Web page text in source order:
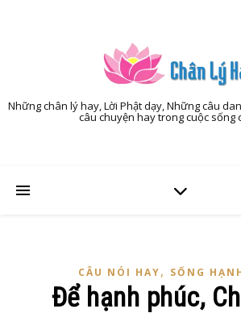
Những chân lý hay, Lời Phật dạy, Những câu
câu chuyện hay trong cuộc sống
CÂU NÓI HAY, SỐNG
Để hạnh phúc,